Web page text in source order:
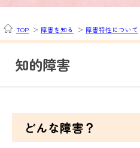
TOP 障害を知る 障害特性について
知的障害
どんな障害？